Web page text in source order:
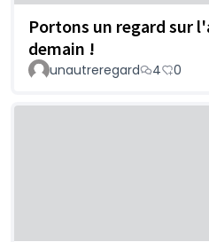
Portons un regard sur
demain !
unautreregard 4 0